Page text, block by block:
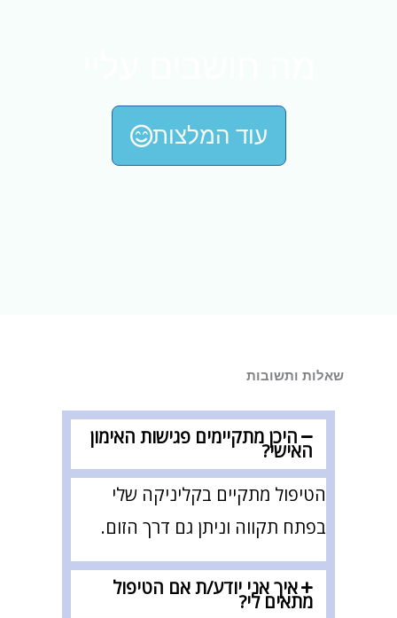
עוד המלצות
שאלות ותשובות
היכן מתקיימים פגישות האימון
האישי?
הטיפול מתקיים בקליניקה שלי
בפתח תקווה וניתן גם דרך הזום.
איך אני יודע/ת אם הטיפול
מתאים לי?